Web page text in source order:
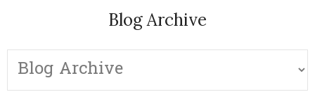
Blog Archive